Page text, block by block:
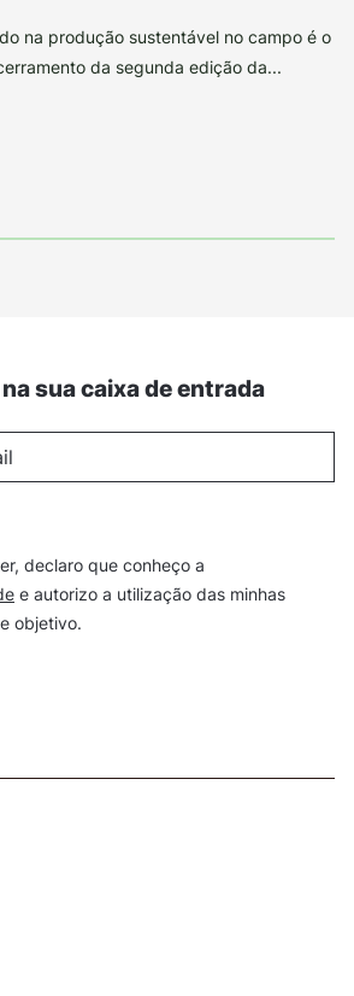
na produção sustentável no campo é o
da segunda edição da...
sua caixa de entrada
declaro que conheço a
e autorizo a utilização das minhas
objetivo.